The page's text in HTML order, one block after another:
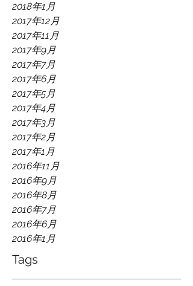
2018年1月
2017年12月
2017年11月
2017年9月
2017年7月
2017年6月
2017年5月
2017年4月
2017年3月
2017年2月
2017年1月
2016年11月
2016年9月
2016年8月
2016年7月
2016年6月
2016年1月
Tags